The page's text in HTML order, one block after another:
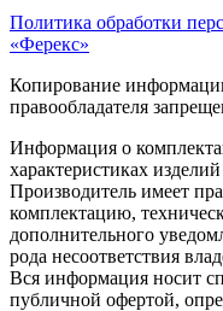
Политика обработки
«Ферекс»
Копирование
правообладателя
Информация о
характеристиках
Производитель имеет
комплектацию,
дополнительного
рода несоответствия
Вся информация носит
публичной офертой,